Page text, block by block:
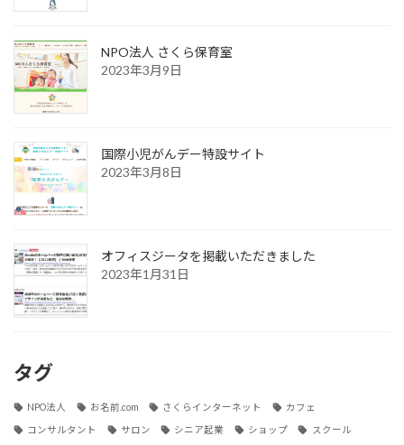
NPO法人 さくら保育室
2023年3月9日
国際小児がんデー特設サイト
2023年3月8日
オフィスジータを掲載いただきました
2023年1月31日
タグ
NPO法人 お名前.com さくらインターネット カフェ
コンサルタント サロン シニア起業 ショップ スクール